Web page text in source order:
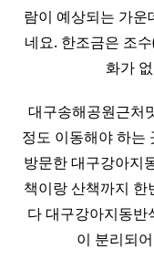
람이 예상되는 가운
네요. 한조금은 조
화가
대구송해공원근처
정도 이동해야 하는
방문한 대구강아지
책이랑 산책까지 한
다 대구강아지동반
이 분리되